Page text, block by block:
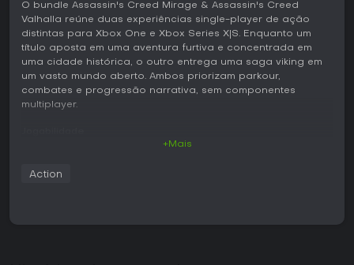
O bundle Assassin's Creed Mirage & Assassin's Creed
Valhalla reúne duas experiências single-player de ação
distintas para Xbox One e Xbox Series X|S. Enquanto um
título aposta em uma aventura furtiva e concentrada em
uma cidade histórica, o outro entrega uma saga viking em
um vasto mundo aberto. Ambos priorizam parkour,
combates e progressão narrativa, sem componentes
multiplayer.
recentes. Os alvos de assassinato exigem reconhecimento
+Mais
Action